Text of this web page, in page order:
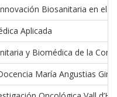
Biosanitaria en el
Aplicada
y Biomédica de la
María Angustias